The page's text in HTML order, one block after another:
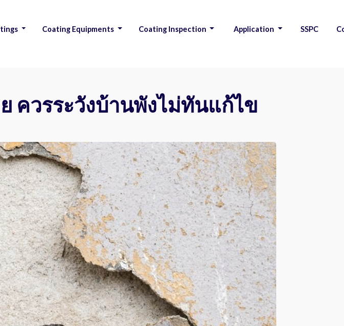
Coating Equipments Coating Inspection Application SSPC
ควรระวังบ้านพังไม่ทันแก้ไข